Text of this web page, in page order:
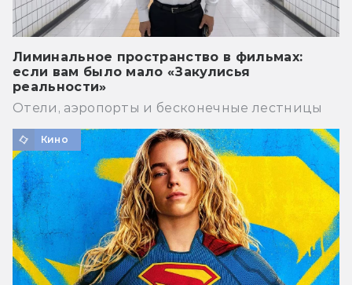
Лиминальное пространство в фильмах:
если вам было мало «Закулисья
реальности»
Отели, аэропорты и бесконечные лестницы
Кино